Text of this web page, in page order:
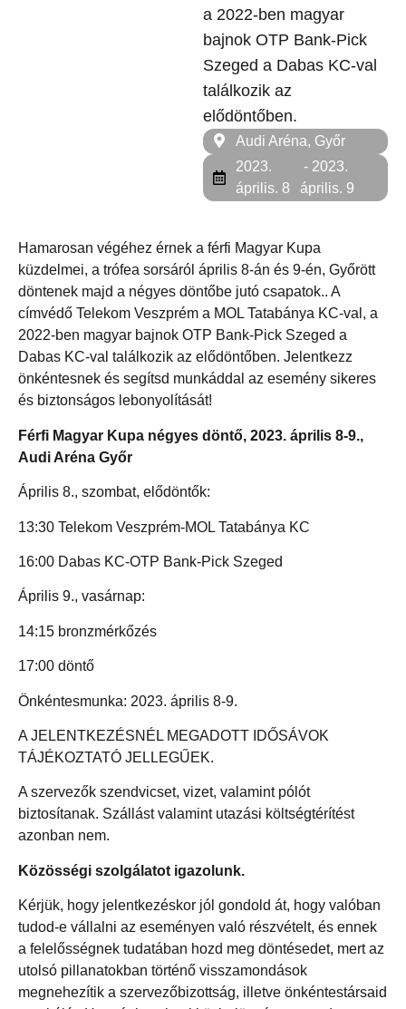
a 2022-ben magyar
bajnok OTP Bank-Pick
Szeged a Dabas KC-val
találkozik az
elődöntőben.
Audi Aréna, Győr
2023.
április. 8
- 2023.
április. 9
Hamarosan végéhez érnek a férfi Magyar Kupa
küzdelmei, a trófea sorsáról április 8-án és 9-én, Győrött
döntenek majd a négyes döntőbe jutó csapatok.. A
címvédő Telekom Veszprém a MOL Tatabánya KC-val, a
2022-ben magyar bajnok OTP Bank-Pick Szeged a
Dabas KC-val találkozik az elődöntőben. Jelentkezz
önkéntesnek és segítsd munkáddal az esemény sikeres
és biztonságos lebonyolítását!
Férfi Magyar Kupa négyes döntő, 2023. április 8-9.,
Audi Aréna Győr
Április 8., szombat, elődöntők:
13:30 Telekom Veszprém-MOL Tatabánya KC
16:00 Dabas KC-OTP Bank-Pick Szeged
Április 9., vasárnap:
14:15 bronzmérkőzés
17:00 döntő
Önkéntesmunka: 2023. április 8-9.
A JELENTKEZÉSNÉL MEGADOTT IDŐSÁVOK
TÁJÉKOZTATÓ JELLEGŰEK.
A szervezők szendvicset, vizet, valamint pólót
biztosítanak. Szállást valamint utazási költségtérítést
azonban nem.
Közösségi szolgálatot igazolunk.
Kérjük, hogy jelentkezéskor jól gondold át, hogy valóban
tudod-e vállalni az eseményen való részvételt, és ennek
a felelősségnek tudatában hozd meg döntésedet, mert az
utolsó pillanatokban történő visszamondások
megnehezítik a szervezőbizottság, illetve önkéntestársaid